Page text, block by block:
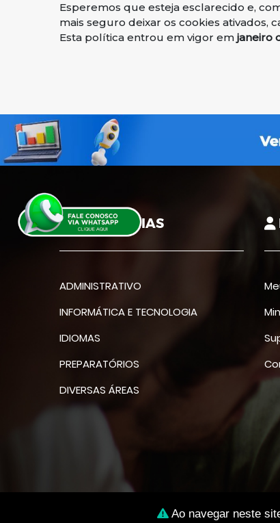
Ao navegar neste
Esperemos que esteja esclarecido e,
mais seguro deixar os cookies ativados,
Esta política entrou em vigor em janeiro
CATEGORIAS
ADMINISTRATIVO
INFORMÁTICA E TECNOLOGIA
IDIOMAS
PREPARATÓRIOS
DIVERSAS ÁREAS